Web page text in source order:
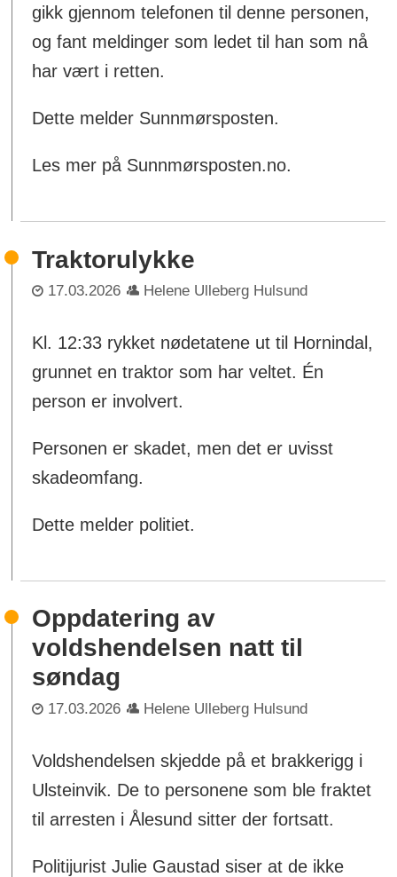
gikk gjennom telefonen til denne personen,
og fant meldinger som ledet til han som nå
har vært i retten.
Dette melder Sunnmørsposten.
Les mer på Sunnmørsposten.no.
Traktorulykke
17.03.2026 Helene Ulleberg Hulsund
Kl. 12:33 rykket nødetatene ut til Hornindal,
grunnet en traktor som har veltet. Én
person er involvert.
Personen er skadet, men det er uvisst
skadeomfang.
Dette melder politiet.
Oppdatering av
voldshendelsen natt til
søndag
17.03.2026 Helene Ulleberg Hulsund
Voldshendelsen skjedde på et brakkerigg i
Ulsteinvik. De to personene som ble fraktet
til arresten i Ålesund sitter der fortsatt.
Politijurist Julie Gaustad siser at de ikke